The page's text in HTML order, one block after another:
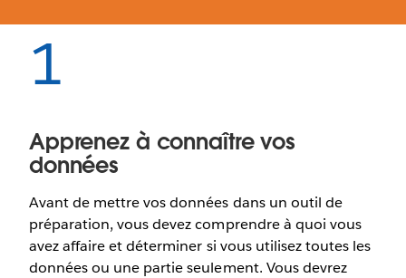
1
Apprenez à connaître vos
données
Avant de mettre vos données dans un outil de
préparation, vous devez comprendre à quoi vous
avez affaire et déterminer si vous utilisez toutes les
données ou une partie seulement. Vous devrez